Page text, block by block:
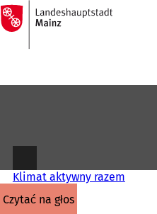
Przejdź do treści
Do
strony
głównej
Klimat aktywny razem
czytać na głos